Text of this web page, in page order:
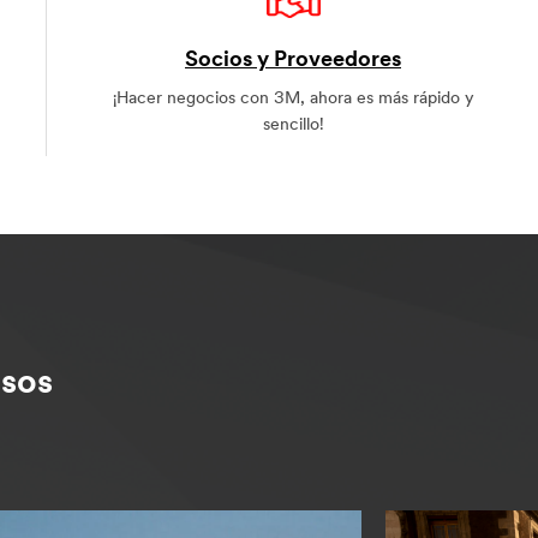
Socios y Proveedores
¡Hacer negocios con 3M, ahora es más rápido y
sencillo!